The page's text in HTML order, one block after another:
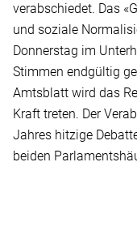
verabschiedet. Das
und soziale
Donnerstag im
Stimmen endgültig
Amtsblatt wird das
Kraft treten. Der
Jahres hitzige
beiden